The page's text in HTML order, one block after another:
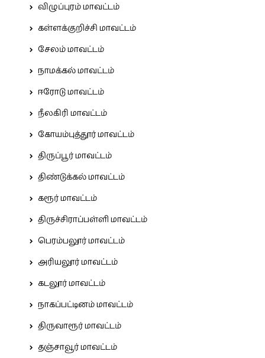
விழுப்புரம் மாவட்டம்
கள்ளக்குறிச்சி மாவட்டம்
சேலம் மாவட்டம்
நாமக்கல் மாவட்டம்
ஈரோடு மாவட்டம்
நீலகிரி மாவட்டம்
கோயம்புத்தூர் மாவட்டம்
திருப்பூர் மாவட்டம்
திண்டுக்கல் மாவட்டம்
கரூர் மாவட்டம்
திருச்சிராப்பள்ளி மாவட்டம்
பெரம்பலூர் மாவட்டம்
அரியலூர் மாவட்டம்
கடலூர் மாவட்டம்
நாகப்பட்டினம் மாவட்டம்
திருவாரூர் மாவட்டம்
தஞ்சாவூர் மாவட்டம்